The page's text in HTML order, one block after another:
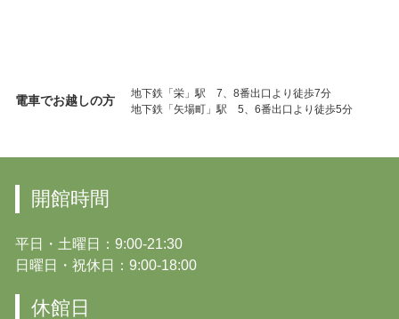
電車でお越しの方
地下鉄「栄」駅 7、8番出口より徒歩7分
地下鉄「矢場町」駅 5、6番出口より徒歩5分
開館時間
平日・土曜日：9:00-21:30
日曜日・祝休日：9:00-18:00
休館日